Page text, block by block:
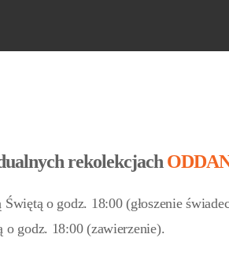
rekolekcjach
o godz. 18:00 (głoszenie
o godz. 18:00 (zawierzenie).